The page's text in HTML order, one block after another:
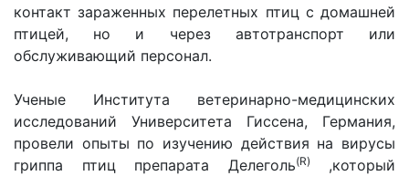
контакт зараженных перелетных птиц с домашней
птицей, но и через автотранспорт или
обслуживающий персонал.
Ученые Института ветеринарно-медицинских
исследований Университета Гиссена, Германия,
провели опыты по изучению действия на вирусы
гриппа птиц препарата Делеголь(R) ,который